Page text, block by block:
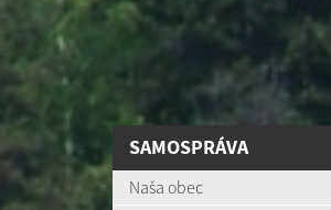
SAMOSPRÁVA
Naša obec